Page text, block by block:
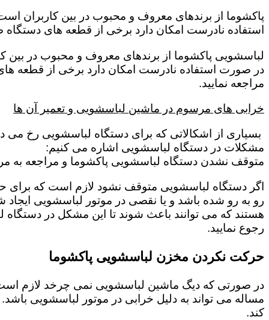
پاکشوما از برندهای معروف و محبوب در بین کاربران
استفاده نادرست امکان دارد برخی از قطعه های دستگاه
لباسشویی پاکشوما از برندهای معروف و محبوب در بین
در صورت استفاده نادرست امکان دارد برخی از قطعه
مراجعه نمایید.
خرابی های مرسوم در ماشین لباسشویی و تعمیر آن ها
بسیاری از اشکالاتی که برای دستگاه لباسشویی رخ می
مشکلات در دستگاه لباسشویی اشاره می کنیم:
متوقف نشدن دستگاه لباسشویی پاکشوما و مراجعه به
اگر دستگاه لباسشویی متوقف نشود لازم است که برای حل
رو به رو شده باشد و یا نقصی در موتور لباسشویی ایجاد
هستند که می توانند باعث شوند تا این مشکل در
رجوع نمایید.
حرکت نکردن مخزن لباسشویی پاکشوما
در صورتی که دیگ ماشین لباسشویی نمی چرخد لازم است
مساله می تواند به دلیل خرابی در موتور لباسشویی
کند.